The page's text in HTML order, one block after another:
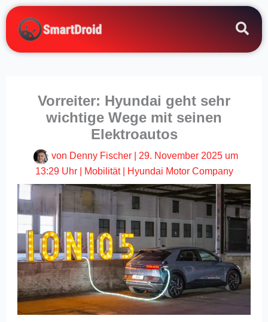
Zum
Inhalt
springen
Vorreiter: Hyundai geht sehr
wichtige Wege mit seinen
Elektroautos
von Denny Fischer
29. November 2025 um
13:29 Uhr| Mobilität| Hyundai Motor Company